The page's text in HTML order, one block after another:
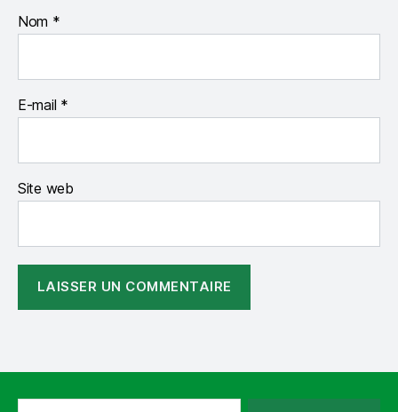
Nom *
E-mail *
Site web